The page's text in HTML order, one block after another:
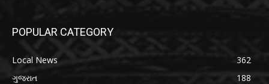
POPULAR CATEGORY
Local News
362
ગુજરાત
188